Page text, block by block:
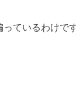
ているわけで